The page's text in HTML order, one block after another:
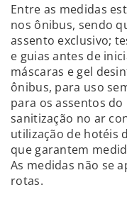
Entre as medidas
nos ônibus, sendo
assento exclusivo;
e guias antes de
máscaras e gel
ônibus, para uso
para os assentos
sanitização no ar
utilização de hotéis
que garantem
As medidas não se
rotas.